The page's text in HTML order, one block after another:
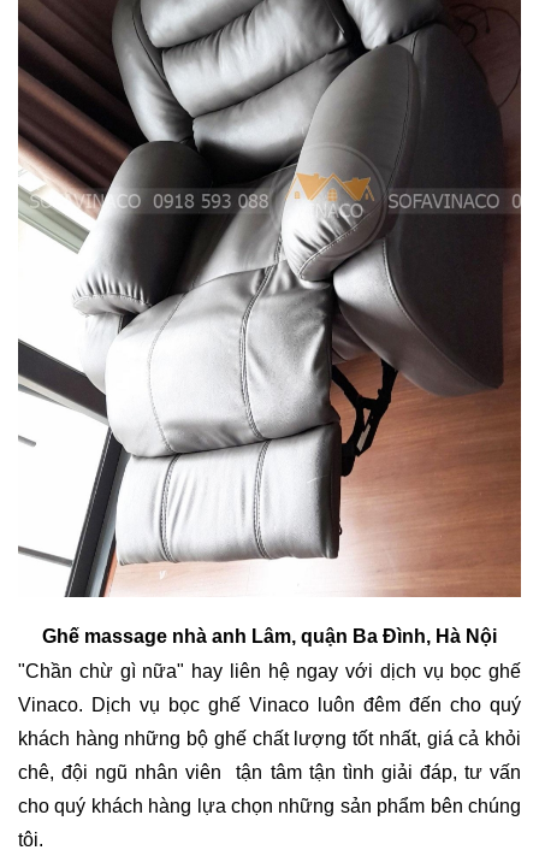
Ghế massage nhà anh Lâm, quận Ba Đình, Hà Nội
"Chần chừ gì nữa" hay liên hệ ngay với dịch vụ bọc ghế
Vinaco. Dịch vụ bọc ghế Vinaco luôn đêm đến cho quý
khách hàng những bộ ghế chất lượng tốt nhất, giá cả khỏi
chê, đội ngũ nhân viên tận tâm tận tình giải đáp, tư vấn
cho quý khách hàng lựa chọn những sản phẩm bên chúng
tôi.